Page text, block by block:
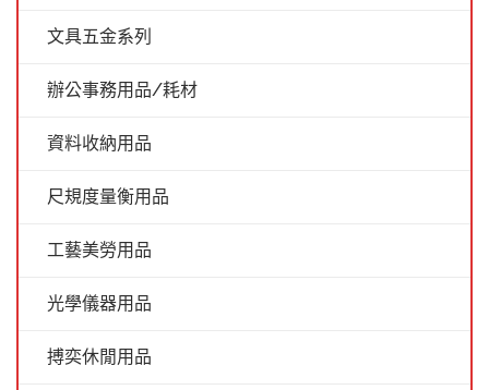
文具五金系列
辦公事務用品/耗材
資料收納用品
尺規度量衡用品
工藝美勞用品
光學儀器用品
搏奕休閒用品